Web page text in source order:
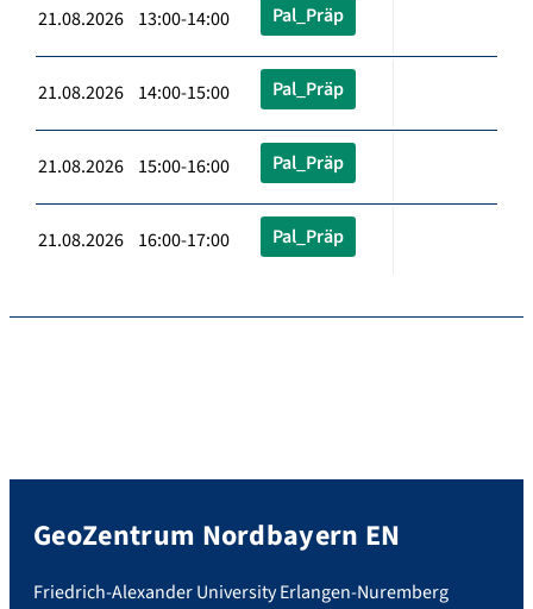
21.08.2026 13:00-14:00 Pal_Präp
21.08.2026 14:00-15:00 Pal_Präp
21.08.2026 15:00-16:00 Pal_Präp
21.08.2026 16:00-17:00 Pal_Präp
GeoZentrum Nordbayern EN
Friedrich-Alexander University Erlangen-Nuremberg